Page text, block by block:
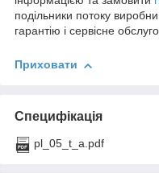
подільники потоку
гарантію і сервісне
Приховати
Специфікація
pl_05_t_a.pdf